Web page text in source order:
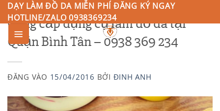
Bỏ
qua
nội
DẠY LÀM ĐỒ DA MIỄN PHÍ ĐĂNG KÝ NGAY
HOTLINE/ZALO 0938369234
Cung cấp dụng cụ làm đồ da tại
Quận Bình Tân – 0938 369 234
ĐĂNG VÀO 15/04/2016 BỞI ĐINH ANH